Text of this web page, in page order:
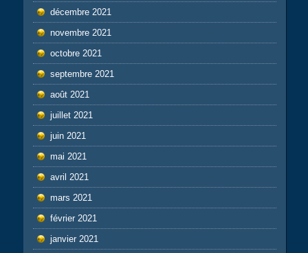
décembre 2021
novembre 2021
octobre 2021
septembre 2021
août 2021
juillet 2021
juin 2021
mai 2021
avril 2021
mars 2021
février 2021
janvier 2021